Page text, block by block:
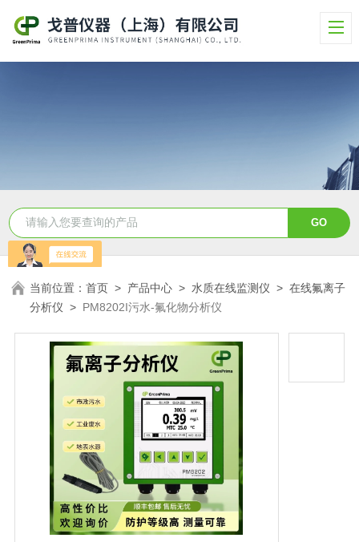
当前位置：首页 > 产品中心 > 水质在线监测仪 >在线氟离子
分析仪 > PM8202I污水-氟化物分析仪